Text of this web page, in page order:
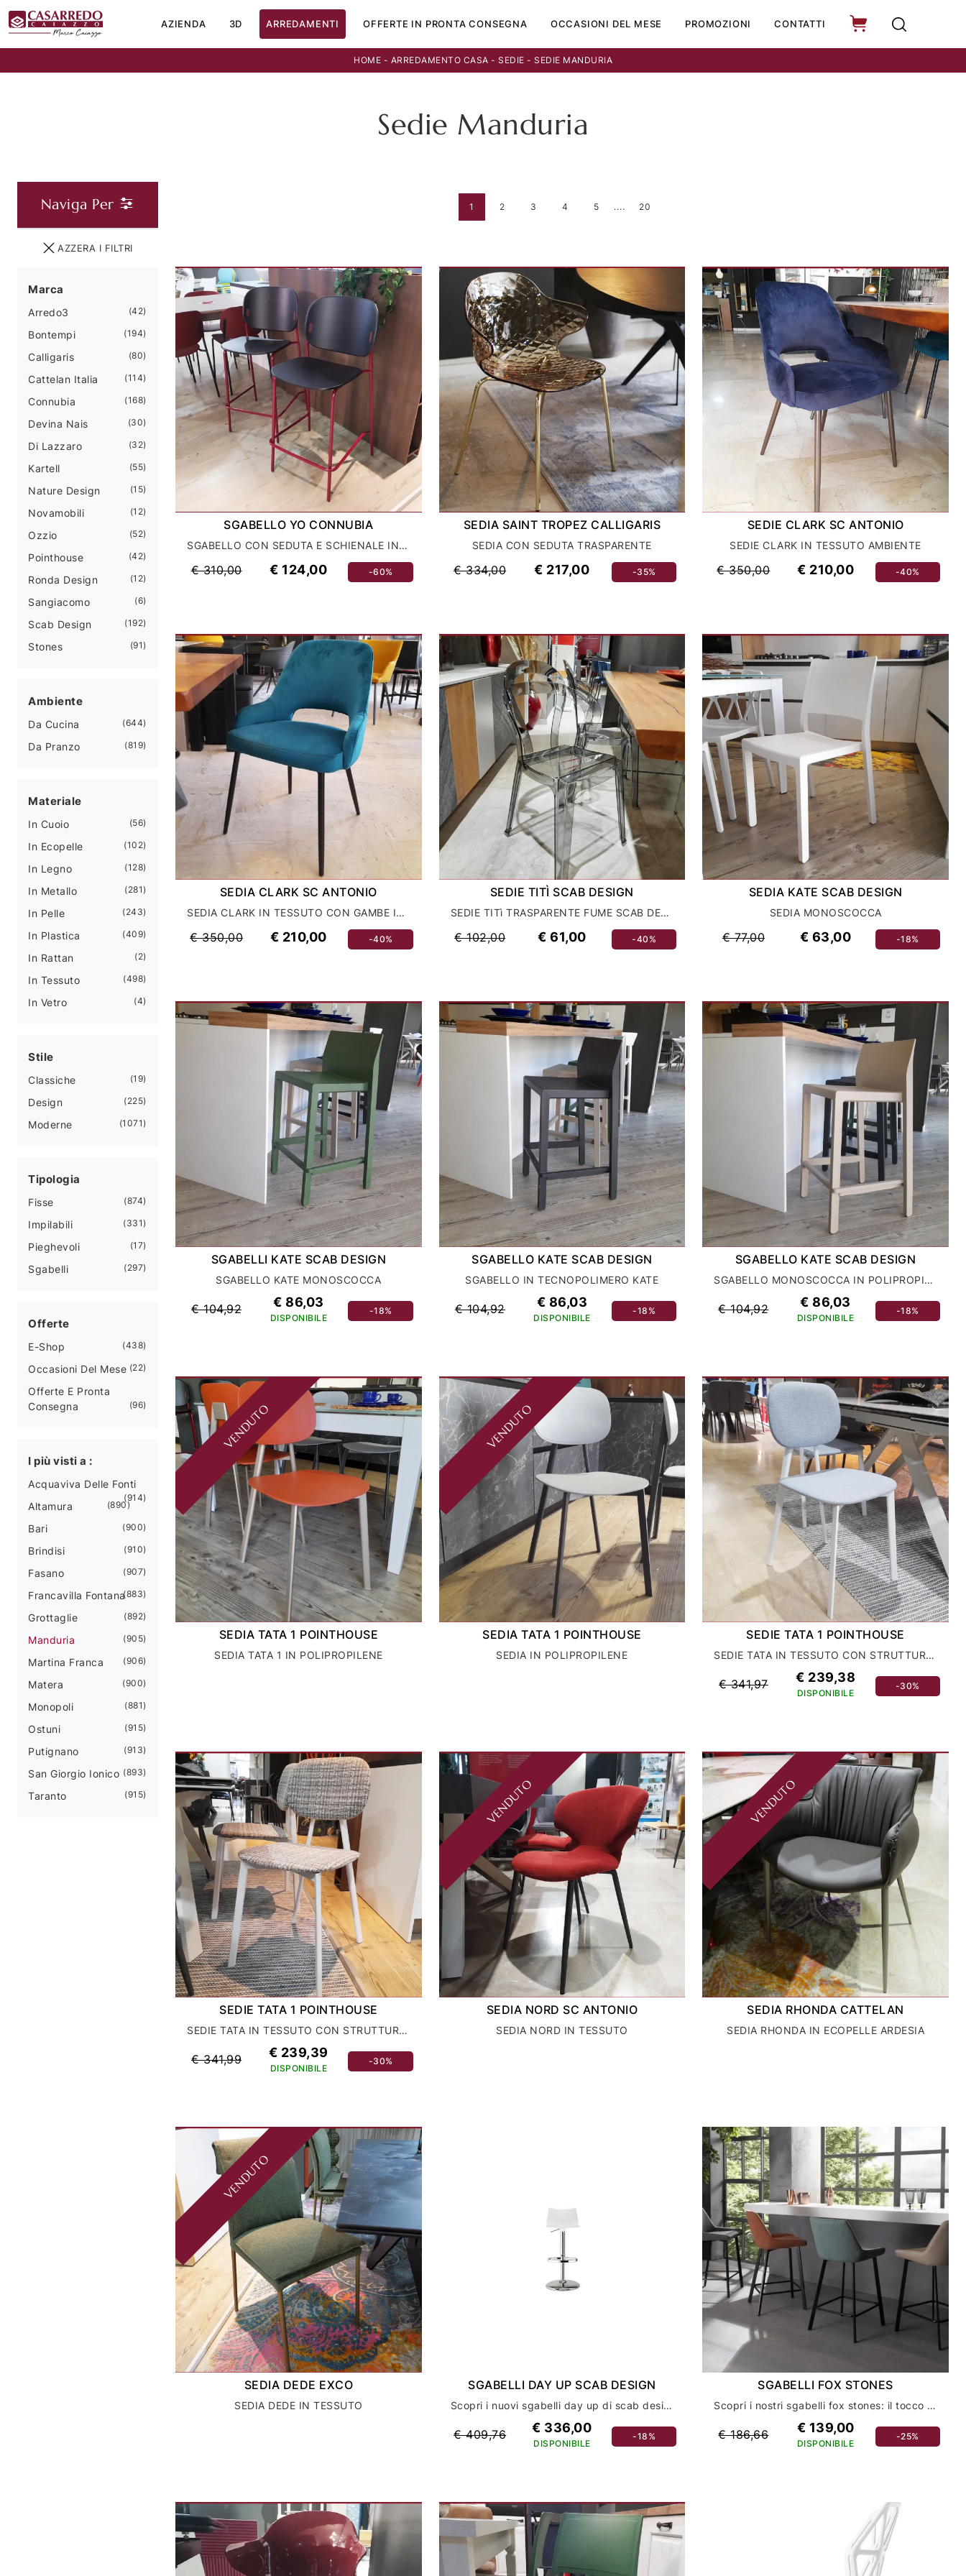
AZIENDA 3D ARREDAMENTI OFFERTE IN PRONTA CONSEGNA OCCASIONI DEL MESE PROMOZIONI CONTATTI
HOME - ARREDAMENTO CASA - SEDIE - SEDIE MANDURIA
Sedie Manduria
Naviga Per
AZZERA I FILTRI
Marca
Arredo3 42
Bontempi 194
Calligaris 80
Cattelan Italia 114
Connubia 168
Devina Nais 30
Di Lazzaro 32
Kartell 55
Nature Design 15
Novamobili 12
Ozzio 52
Pointhouse 42
Ronda Design 12
Sangiacomo 6
Scab Design 192
Stones 91
Ambiente
Da Cucina 644
Da Pranzo 819
Materiale
In Cuoio 56
In Ecopelle 102
In Legno 128
In Metallo 281
In Pelle 243
In Plastica 409
In Rattan 2
In Tessuto 498
In Vetro 4
Stile
Classiche 19
Design 225
Moderne 1071
Tipologia
Fisse 874
Impilabili 331
Pieghevoli 17
Sgabelli 297
Offerte
E-Shop 438
Occasioni Del Mese 22
Offerte E Pronta
Consegna
96
I più visti a :
Acquaviva Delle Fonti
914
Altamura 890
Bari 900
Brindisi 910
Fasano 907
Francavilla Fontana883
Grottaglie 892
Manduria 905
Martina Franca 906
Matera 900
Monopoli 881
Ostuni 915
Putignano 913
San Giorgio Ionico 893
Taranto 915
1 2 3 4 5 .... 20
SGABELLO YO CONNUBIA
SGABELLO CON SEDUTA E SCHIENALE IN LEGNO
€ 310,00 € 124,00 -60%
SEDIA SAINT TROPEZ CALLIGARIS
SEDIA CON SEDUTA TRASPARENTE
€ 334,00 € 217,00 -35%
SEDIE CLARK SC ANTONIO
SEDIE CLARK IN TESSUTO AMBIENTE
€ 350,00 € 210,00 -40%
SEDIA CLARK SC ANTONIO
SEDIA CLARK IN TESSUTO CON GAMBE IN METALLO VERNICIATO
€ 350,00 € 210,00 -40%
SEDIE TITÌ SCAB DESIGN
SEDIE TITì TRASPARENTE FUME SCAB DESIGN
€ 102,00 € 61,00 -40%
SEDIA KATE SCAB DESIGN
SEDIA MONOSCOCCA
€ 77,00 € 63,00 -18%
SGABELLI KATE SCAB DESIGN
SGABELLO KATE MONOSCOCCA
€ 104,92 € 86,03
DISPONIBILE
-18%
SGABELLO KATE SCAB DESIGN
SGABELLO IN TECNOPOLIMERO KATE
€ 104,92 € 86,03
DISPONIBILE
-18%
SGABELLO KATE SCAB DESIGN
SGABELLO MONOSCOCCA IN POLIPROPILENE KATE
€ 104,92 € 86,03
DISPONIBILE
-18%
SEDIA TATA 1 POINTHOUSE
SEDIA TATA 1 IN POLIPROPILENE
VENDUTO
SEDIA TATA 1 POINTHOUSE
SEDIA IN POLIPROPILENE
VENDUTO
SEDIE TATA 1 POINTHOUSE
SEDIE TATA IN TESSUTO CON STRUTTURA IN METALLO VERNICIATO
€ 341,97 € 239,38
DISPONIBILE
-30%
SEDIE TATA 1 POINTHOUSE
SEDIE TATA IN TESSUTO CON STRUTTURA IN METALLO VERNICIATO
€ 341,99 € 239,39
DISPONIBILE
-30%
SEDIA NORD SC ANTONIO
SEDIA NORD IN TESSUTO
VENDUTO
SEDIA RHONDA CATTELAN
SEDIA RHONDA IN ECOPELLE ARDESIA
VENDUTO
SEDIA DEDE EXCO
SEDIA DEDE IN TESSUTO
VENDUTO
SGABELLI DAY UP SCAB DESIGN
Scopri i nuovi sgabelli day up di scab design per un arredamento casa all'avanguardia
€ 409,76 € 336,00
DISPONIBILE
-18%
SGABELLI FOX STONES
Scopri i nostri sgabelli fox stones: il tocco di stile per l'arredamento della tua casa
€ 186,66 € 139,00
DISPONIBILE
-25%